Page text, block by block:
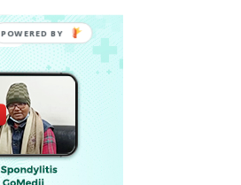
POWERED BY